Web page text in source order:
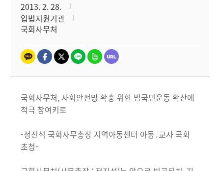
2013. 2. 28.
입법지원기관
국회사무처
국회사무처, 사회안전망 확충 위한 범국민운동 확산에
적극 참여키로
-정진석 국회사무총장 지역아동센터 아동․교사 국회
초청-